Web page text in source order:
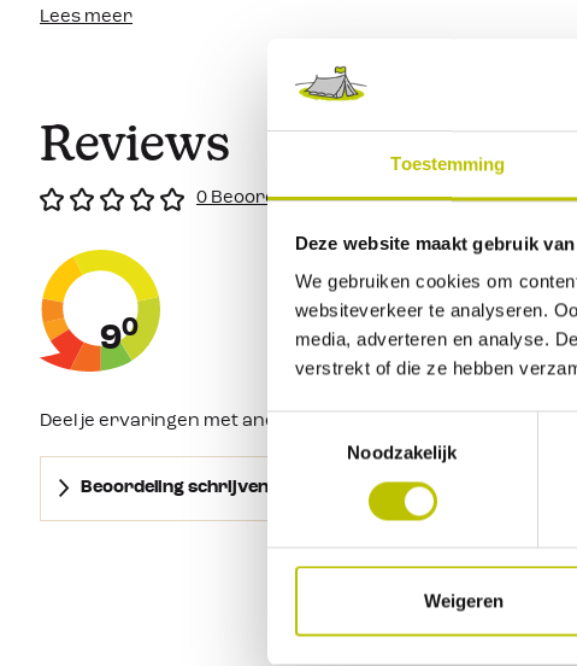
Toestemming
Deze website maakt gebruik
We gebruiken cookies om
websiteverkeer te analyseren.
media, adverteren en analyse.
verstrekt of die ze hebben
Toestemmingsselectie
Noodzakelijk
Weigeren
Lees meer
Reviews
0 Beoordeling
90
Deel je ervaringen met andere klanten.
Beoordeling schrijven